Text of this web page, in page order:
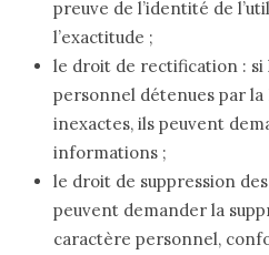
preuve de l’identité de
l’exactitude ;
le droit de rectification : si
personnel détenues par
inexactes, ils peuvent
informations ;
le droit de suppression
peuvent demander la
caractère personnel,